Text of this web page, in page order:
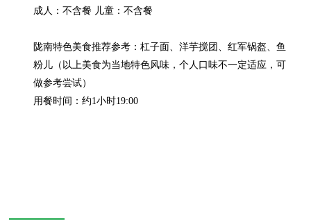
成人：不含餐 儿童：不含餐
陇南特色美食推荐参考：杠子面、洋芋搅团、红军锅盔、鱼
粉儿（以上美食为当地特色风味，个人口味不一定适应，可
做参考尝试）
用餐时间：约1小时19:00